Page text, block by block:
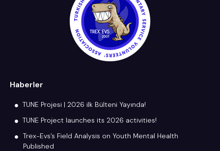
Haberler
TUNE Projesi | 2026 ilk Bülteni Yayında!
TUNE Project launches its 2026 activities!
Trex-Evs’s Field Analysis on Youth Mental Health
Published